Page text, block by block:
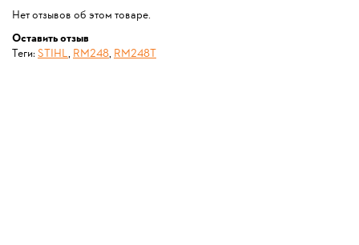
Нет отзывов об этом товаре.
Оставить отзыв
Теги:STIHL,RM248,RM248T